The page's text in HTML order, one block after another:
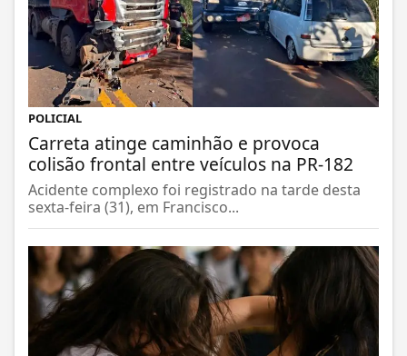
POLICIAL
Carreta atinge caminhão e provoca
colisão frontal entre veículos na PR-182
Acidente complexo foi registrado na tarde desta
sexta-feira (31), em Francisco...